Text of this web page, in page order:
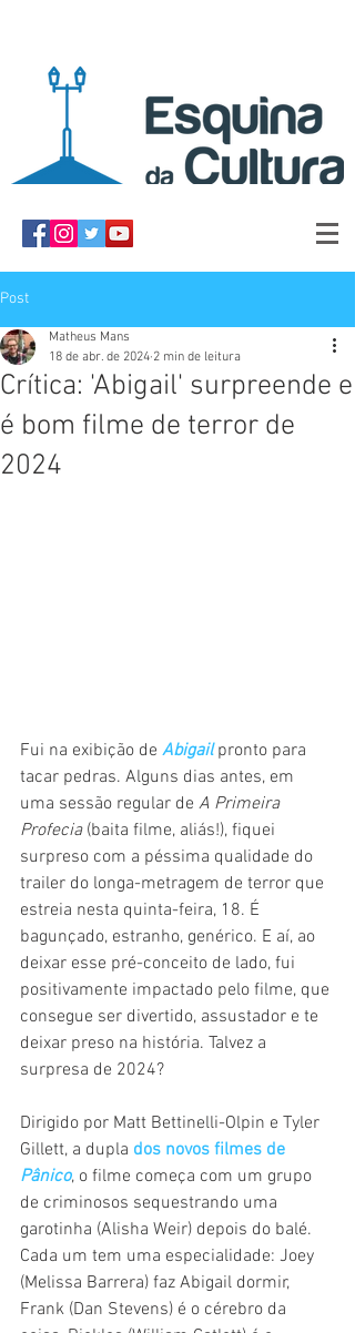
Post
Crítica: 'Abigail' surpreende e
é bom filme de terror de
2024
Matheus Mans
18 de abr. de 2024 2 min de leitura
Fui na exibição de Abigail pronto para
tacar pedras. Alguns dias antes, em
uma sessão regular de A Primeira
Profecia (baita filme, aliás!), fiquei
surpreso com a péssima qualidade do
trailer do longa-metragem de terror que
estreia nesta quinta-feira, 18. É
bagunçado, estranho, genérico. E aí, ao
deixar esse pré-conceito de lado, fui
positivamente impactado pelo filme, que
consegue ser divertido, assustador e te
deixar preso na história. Talvez a
surpresa de 2024?
Dirigido por Matt Bettinelli-Olpin e Tyler
Gillett, a dupla dos novos filmes de
Pânico, o filme começa com um grupo
de criminosos sequestrando uma
garotinha (Alisha Weir) depois do balé.
Cada um tem uma especialidade: Joey
(Melissa Barrera) faz Abigail dormir,
Frank (Dan Stevens) é o cérebro da